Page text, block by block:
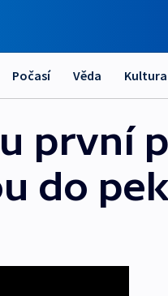
Počasí Věda Kultura
první
do